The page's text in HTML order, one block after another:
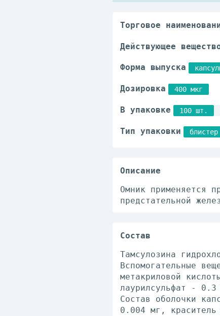
Торговое
Действующее
Форма выпуска
Дозировка 400 мкг
В упаковке 100 шт.
Тип упаковки блистер
Описание
Омник применяется
предстательной
Состав
Тамсулозина
Вспомогательные
метакриловой
лаурилсульфат -
Состав оболочки
0.004 мг,